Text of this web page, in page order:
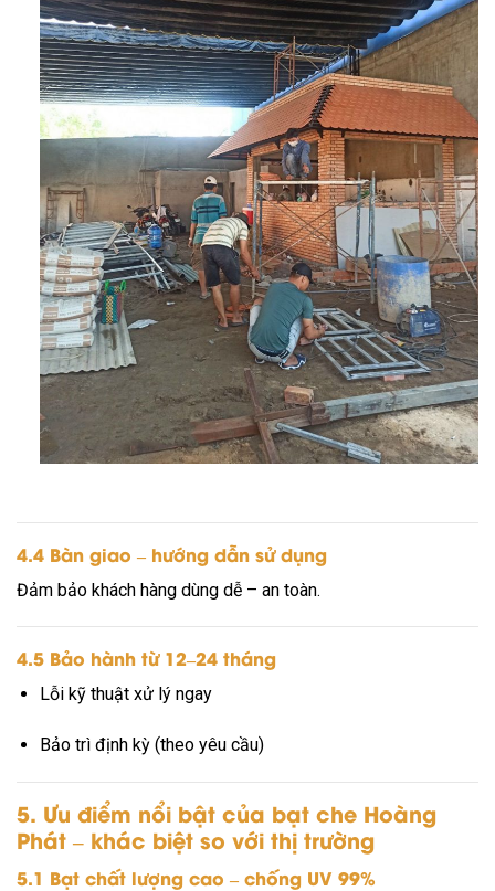
4.4 Bàn giao – hướng dẫn sử dụng
Đảm bảo khách hàng dùng dễ – an toàn.
4.5 Bảo hành từ 12–24 tháng
Lỗi kỹ thuật xử lý ngay
Bảo trì định kỳ (theo yêu cầu)
5. Ưu điểm nổi bật của bạt che Hoàng
Phát – khác biệt so với thị trường
5.1 Bạt chất lượng cao – chống UV 99%